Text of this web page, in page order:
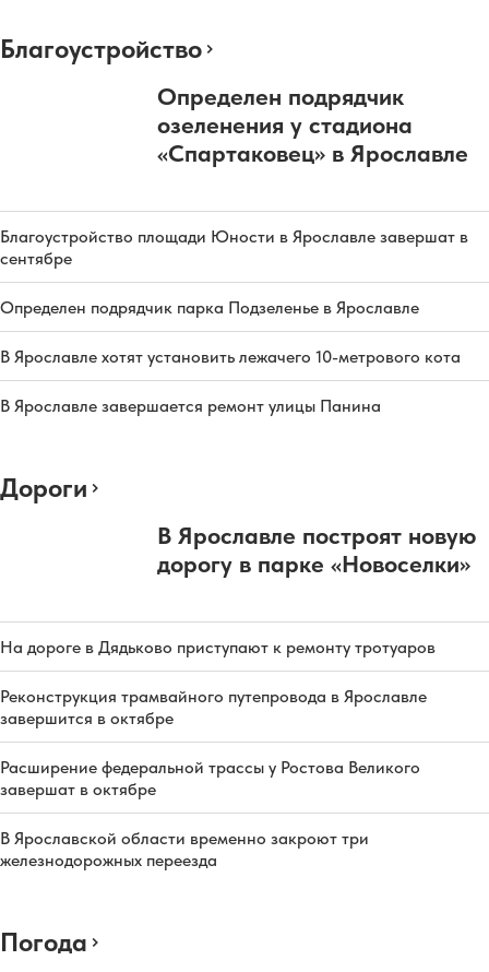
Благоустройство
Определен подрядчик
озеленения у стадиона
«Спартаковец» в Ярославле
Благоустройство площади Юности в Ярославле завершат в
сентябре
Определен подрядчик парка Подзеленье в Ярославле
В Ярославле хотят установить лежачего 10-метрового кота
В Ярославле завершается ремонт улицы Панина
Дороги
В Ярославле построят новую
дорогу в парке «Новоселки»
На дороге в Дядьково приступают к ремонту тротуаров
Реконструкция трамвайного путепровода в Ярославле
завершится в октябре
Расширение федеральной трассы у Ростова Великого
завершат в октябре
В Ярославской области временно закроют три
железнодорожных переезда
Погода